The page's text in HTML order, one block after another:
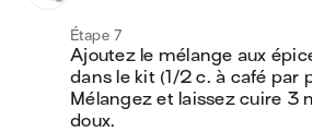
Étape 7
Ajoutez le mélange aux
dans le kit (1/2 c. à café par
Mélangez et laissez cuire 3
doux.